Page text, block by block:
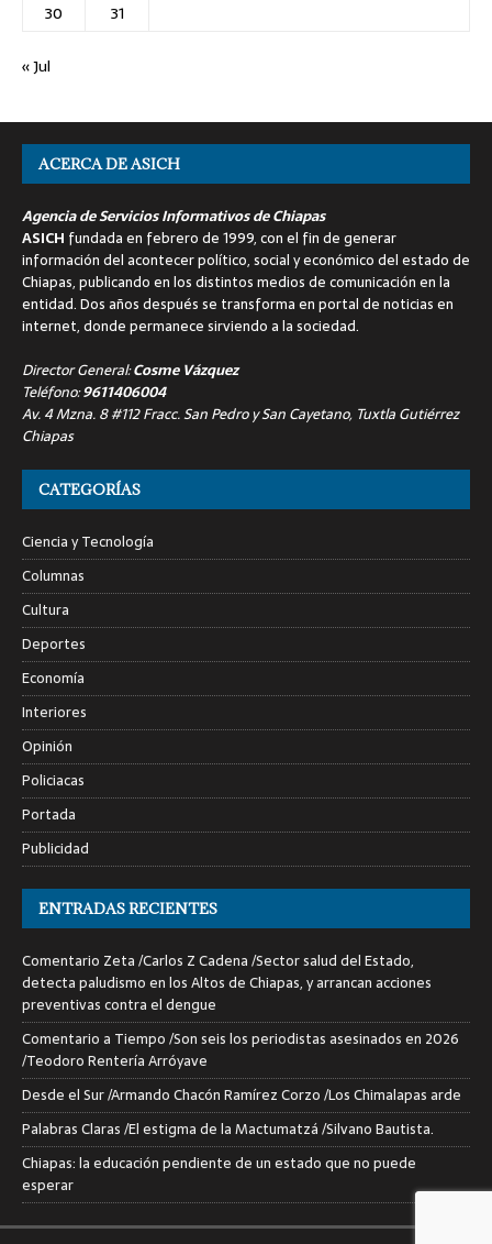
30
31
« Jul
ACERCA DE ASICH
Agencia de Servicios Informativos de Chiapas
ASICH fundada en febrero de 1999, con el fin de generar
información del acontecer político, social y económico del estado de
Chiapas, publicando en los distintos medios de comunicación en la
entidad. Dos años después se transforma en portal de noticias en
internet, donde permanece sirviendo a la sociedad.
Director General:Cosme Vázquez
Teléfono:9611406004
Av. 4 Mzna. 8 #112 Fracc. San Pedro y San Cayetano, Tuxtla Gutiérrez
Chiapas
CATEGORÍAS
Ciencia y Tecnología
Columnas
Cultura
Deportes
Economía
Interiores
Opinión
Policiacas
Portada
Publicidad
ENTRADAS RECIENTES
Comentario Zeta /Carlos Z Cadena /Sector salud del Estado,
detecta paludismo en los Altos de Chiapas, y arrancan acciones
preventivas contra el dengue
Comentario a Tiempo /Son seis los periodistas asesinados en 2026
/Teodoro Rentería Arróyave
Desde el Sur /Armando Chacón Ramírez Corzo /Los Chimalapas arde
Palabras Claras /El estigma de la Mactumatzá /Silvano Bautista.
Chiapas: la educación pendiente de un estado que no puede
esperar